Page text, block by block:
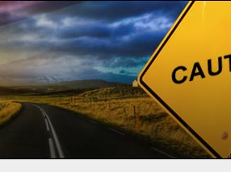
Памм-Тизими
Мониторинг
мониторинги 70657642 - delete